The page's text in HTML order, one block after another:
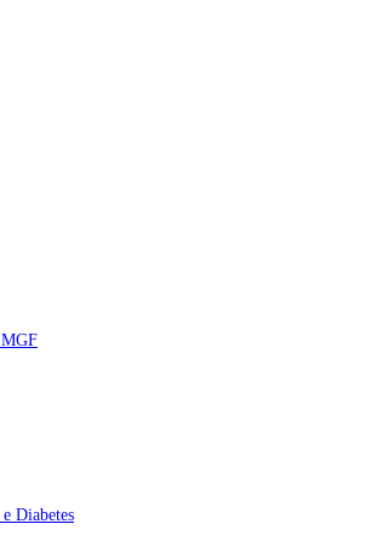
e nutricionista no primeiro mês
com apoio robótico em Portugal
gestão privada da ULS do Algarve
de acesso a consultas e cirurgias
MGF
Diabetes